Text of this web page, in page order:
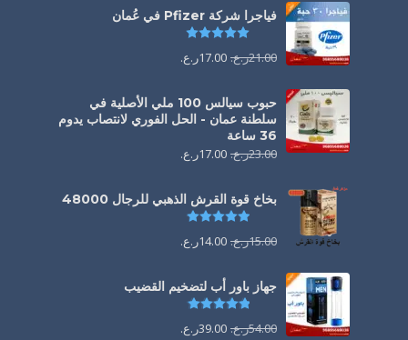
فياجرا شركة Pfizer في عُمان
21.00ر.ع. 17.00ر.ع.
حبوب سيالس 100 ملي الأصلية في
سلطنة عمان - الحل الفوري لانتصاب يدوم
36 ساعة
23.00ر.ع. 17.00ر.ع.
بخاخ قوة القرش الذهبي للرجال 48000
تم التقييم
15.00ر.ع. 14.00ر.ع.
جهاز باور أب لتضخيم القضيب
تم التقييم
54.00ر.ع. 39.00ر.ع.